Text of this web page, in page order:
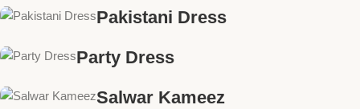
Pakistani Dress
Party Dress
Salwar Kameez